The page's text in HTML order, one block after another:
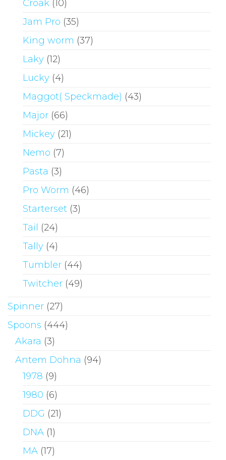
Croak (10)
Jam Pro (35)
King worm (37)
Laky (12)
Lucky (4)
Maggot( Speckmade) (43)
Major (66)
Mickey (21)
Nemo (7)
Pasta (3)
Pro Worm (46)
Starterset (3)
Tail
(24)
Tally (4)
Tumbler (44)
Twitcher (49)
Spinner (27)
Spoons (444)
Akara (3)
Antem Dohna (94)
1978 (9)
1980 (6)
DDG (21)
DNA (1)
MA (17)